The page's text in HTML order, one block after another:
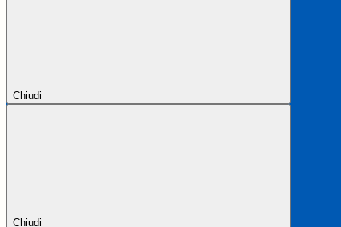
Chiudi
Chiudi